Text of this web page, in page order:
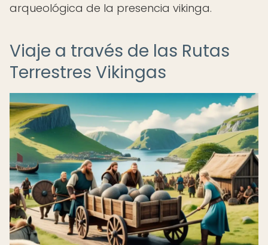
arqueológica de la presencia vikinga.
Viaje a través de las Rutas
Terrestres Vikingas